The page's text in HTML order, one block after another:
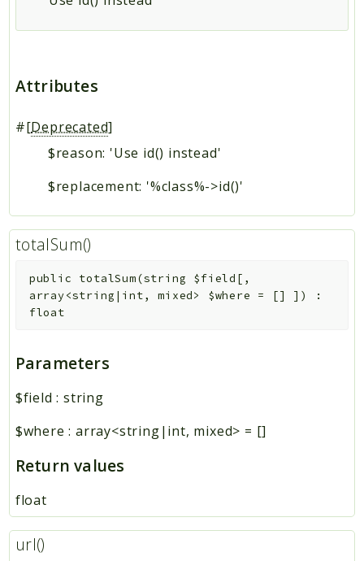
Attributes
#[Deprecated]
$reason: 'Use id() instead'
$replacement: '%class%->id()'
totalSum()
public totalSum(string $field [ ,
array<string|int, mixed> $where = [] ] )
:
float
Parameters
$field : string
$where : array<string|int, mixed> = []
Return values
float
url()